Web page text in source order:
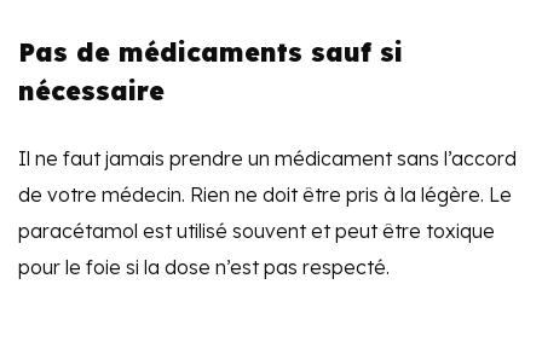
Pas de médicaments sauf si
nécessaire
Il ne faut jamais prendre un médicament sans l’accord
de votre médecin. Rien ne doit être pris à la légère. Le
paracétamol est utilisé souvent et peut être toxique
pour le foie si la dose n’est pas respecté.